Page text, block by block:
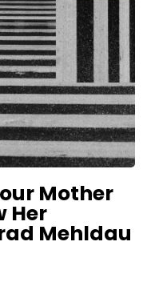
Mother
Her
Mehldau